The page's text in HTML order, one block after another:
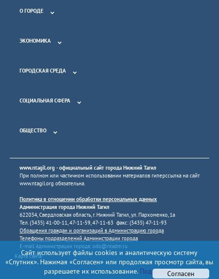
О ГОРОДЕ
ЭКОНОМИКА
ГОРОДСКАЯ СРЕДА
СОЦИАЛЬНАЯ СФЕРА
ОБЩЕСТВО
www.ntagil.org - официальный сайт города Нижний Тагил
При полном или частичном использовании материалов гиперссылка на сайт
www.ntagil.org обязательна.
Политика в отношении обработки персональных данных
Администрация города Нижний Тагил
622034, Свердловская область, г. Нижний Тагил, ул. Пархоменко, 1а
Тел. (3435) 41-00-11, 47-11-59, 47-11-63 факс: (3435) 47-11-93
Обращения граждан и организаций в Администрацию города
Телефоны подразделений Администрации города
E-mail Администрации города: odo@ntadm.ru
Карта сайта
Сайт использует файлы cookies и аналитическую систему
«Спутник». Нажимая «Согласен» или продолжая просмотр сайта, вы
разрешаете их использование.ПодробнееСогласен